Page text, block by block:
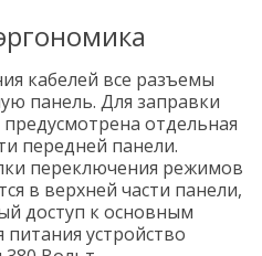
кабелей все разъемы
панель. Для заправки
отдельная
передней панели.
переключения режимов
в верхней части панели,
доступ к основным
устройство